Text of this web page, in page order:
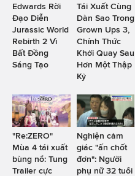
Edwards Rời
Đạo Diễn
Jurassic World
Rebirth 2 Vì
Bất Đồng
Sáng Tạo
Tái Xuất Cùng
Dàn Sao Trong
Grown Ups 3,
Chính Thức
Khởi Quay Sau
Hơn Một Thập
Kỷ
"Re:ZERO"
Mùa 4 tái xuất
bùng nổ: Tung
Trailer cực
Nghiện cảm
giác "ấn chốt
đơn": Người
phụ nữ 32 tuổi